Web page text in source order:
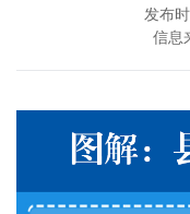
发布
信息